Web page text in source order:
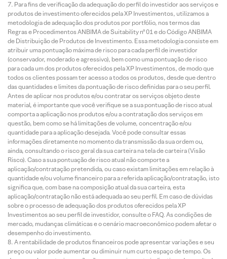
Para fins de verificação da adequação do perfil do investidor aos serviços e
produtos de investimento oferecidos pela XP Investimentos, utilizamos a
metodologia de adequação dos produtos por portfólio, nos termos das
Regras e Procedimentos ANBIMA de Suitability nº 01 e do Código ANBIMA
de Distribuição de Produtos de Investimento. Essa metodologia consiste em
atribuir uma pontuação máxima de risco para cada perfil de investidor
(conservador, moderado e agressivo), bem como uma pontuação de risco
para cada um dos produtos oferecidos pela XP Investimentos, de modo que
todos os clientes possam ter acesso a todos os produtos, desde que dentro
das quantidades e limites da pontuação de risco definidas para o seu perfil.
Antes de aplicar nos produtos e/ou contratar os serviços objeto deste
material, é importante que você verifique se a sua pontuação de risco atual
comporta a aplicação nos produtos e/ou a contratação dos serviços em
questão, bem como se há limitações de volume, concentração e/ou
quantidade para a aplicação desejada. Você pode consultar essas
informações diretamente no momento da transmissão da sua ordem ou,
ainda, consultando o risco geral da sua carteira na tela de carteira (Visão
Risco). Caso a sua pontuação de risco atual não comporte a
aplicação/contratação pretendida, ou caso existam limitações em relação à
quantidade e/ou volume financeiro para a referida aplicação/contratação, isto
significa que, com base na composição atual da sua carteira, esta
aplicação/contratação não está adequada ao seu perfil. Em caso de dúvidas
sobre o processo de adequação dos produtos oferecidos pela XP
Investimentos ao seu perfil de investidor, consulte o FAQ. As condições de
mercado, mudanças climáticas e o cenário macroeconômico podem afetar o
desempenho do investimento.
A rentabilidade de produtos financeiros pode apresentar variações e seu
preço ou valor pode aumentar ou diminuir num curto espaço de tempo. Os